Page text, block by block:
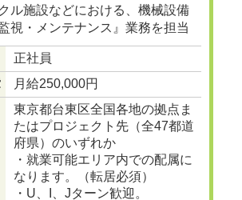
ル施設などにおける、機械設備
視・メンテナンス』業務を担当
を見る
正社員
月給250,000円
東京都台東区全国各地の拠点ま
たはプロジェクト先（全47都道
府県）のいずれか
・就業可能エリア内での配属に
なります。（転居必須）
・U、I、Jターン歓迎。